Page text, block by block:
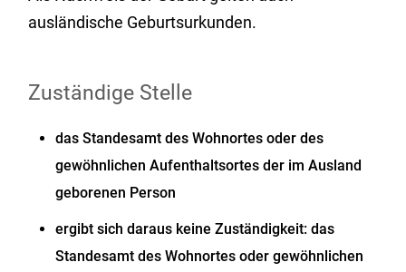
ausländische Geburtsurkunden.
Zuständige Stelle
das Standesamt des Wohnortes oder des
gewöhnlichen Aufenthaltsortes der im Ausland
geborenen Person
ergibt sich daraus keine Zuständigkeit: das
Standesamt des Wohnortes oder gewöhnlichen